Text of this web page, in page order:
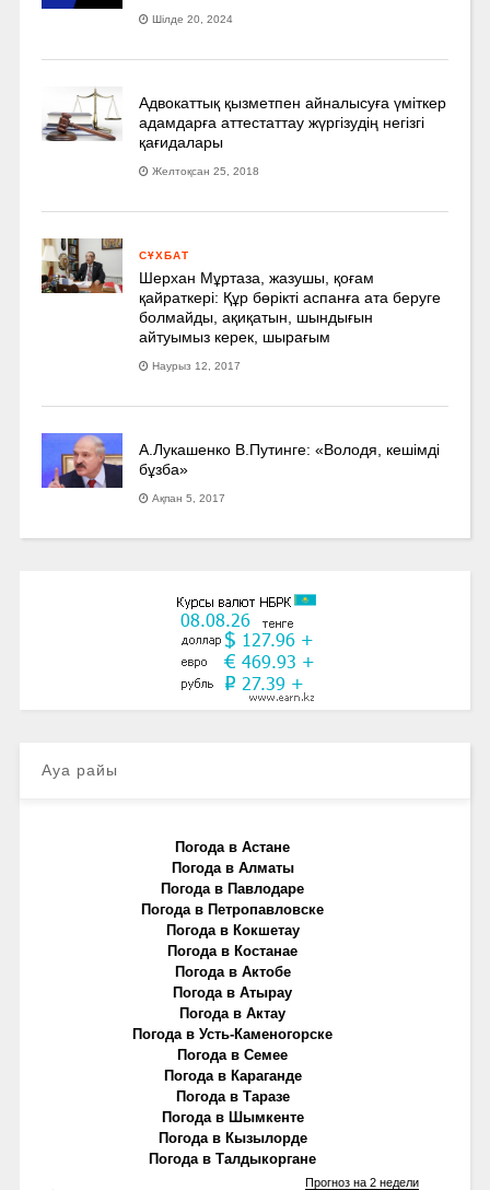
Шілде 20, 2024
Адвокаттық қызметпен айналысуға үмiткер
адамдарға аттестаттау жүргізудің негізгі
қағидалары
Желтоқсан 25, 2018
СҰХБАТ
Шерхан Мұртаза, жазушы, қоғам
қайраткері: Құр бөрікті аспанға ата беруге
болмайды, ақиқатын, шындығын
айтуымыз керек, шырағым
Наурыз 12, 2017
А.Лукашенко В.Путинге: «Володя, кешімді
бұзба»
Ақпан 5, 2017
Ауа райы
Погода в Астане
Погода в Алматы
Погода в Павлодаре
Погода в Петропавловске
Погода в Кокшетау
Погода в Костанае
Погода в Актобе
Погода в Атырау
Погода в Актау
Погода в Усть-Каменогорске
Погода в Семее
Погода в Караганде
Погода в Таразе
Погода в Шымкенте
Погода в Кызылорде
Погода в Талдыкоргане
Прогноз на 2 недели